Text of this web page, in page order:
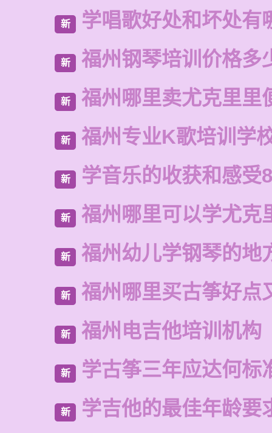
新 学唱歌好处和坏处有
新 福州钢琴培训价格多
新 福州哪里卖尤克里里
新 福州专业K歌培训学
新 学音乐的收获和感受
新 福州哪里可以学尤克
新 福州幼儿学钢琴的地
新 福州哪里买古筝好点
新 福州电吉他培训机构
新 学古筝三年应达何标
新 学吉他的最佳年龄要